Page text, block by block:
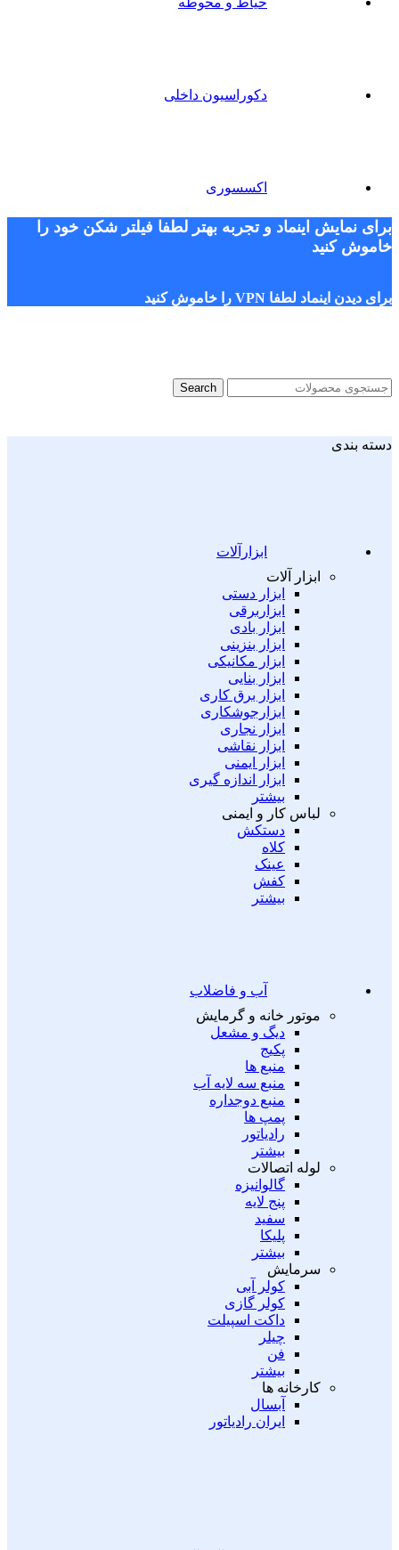
دکوراسیون داخلی
اکسسوری
برای نمایش اینماد و تجربه بهتر لطفا فیلتر شکن خود را
خاموش کنید
برای دیدن اینماد لطفا VPN را خاموش کنید
Search
دسته بندی
ابزارآلات
ابزار آلات
ابزار دستی
ابزاربرقی
ابزار بادی
ابزار بنزینی
ابزار مکانیکی
ابزار بنایی
ابزار برق کاری
ابزارجوشکاری
ابزار نجاری
ابزار نقاشی
ابزار ایمنی
ابزار اندازه گیری
بیشتر
لباس کار و ایمنی
دستکش
کلاه
عینک
کفش
بیشتر
آب و فاضلاب
موتور خانه و گرمایش
دیگ و مشعل
پکیج
منبع ها
منبع سه لایه آب
منبع دوجداره
پمپ ها
رادیاتور
بیشتر
لوله اتصالات
گالوانیزه
پنج لایه
سفید
پلیکا
بیشتر
سرمایش
کولر آبی
کولر گازی
داکت اسپیلت
چیلر
فن
بیشتر
کارخانه ها
آبسال
ایران رادیاتور